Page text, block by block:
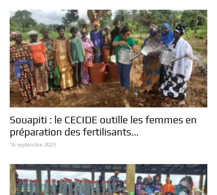
Souapiti : le CECIDE outille les femmes en
préparation des fertilisants...
16 septembre 2023